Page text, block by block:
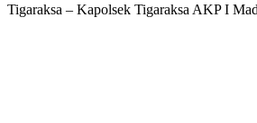
Tigaraksa – Kapolsek Tigaraksa AKP I